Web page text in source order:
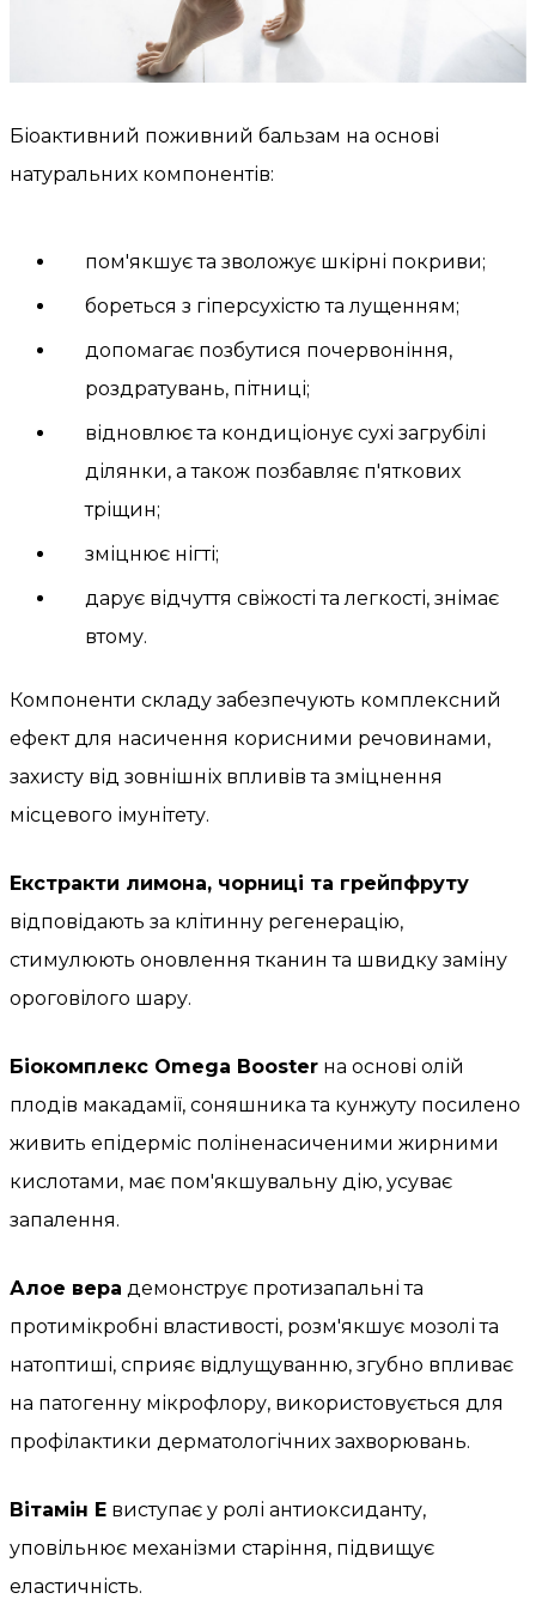
Біоактивний поживний бальзам на основі
натуральних компонентів:
пом'якшує та зволожує шкірні покриви;
бореться з гіперсухістю та лущенням;
допомагає позбутися почервоніння,
роздратувань, пітниці;
відновлює та кондиціонує сухі загрубілі
ділянки, а також позбавляє п'яткових
тріщин;
зміцнює нігті;
дарує відчуття свіжості та легкості, знімає
втому.
Компоненти складу забезпечують комплексний
ефект для насичення корисними речовинами,
захисту від зовнішніх впливів та зміцнення
місцевого імунітету.
Екстракти лимона, чорниці та грейпфруту
відповідають за клітинну регенерацію,
стимулюють оновлення тканин та швидку заміну
ороговілого шару.
Біокомплекс Omega Booster на основі олій
плодів макадамії, соняшника та кунжуту посилено
живить епідерміс поліненасиченими жирними
кислотами, має пом'якшувальну дію, усуває
запалення.
Алое вера демонструє протизапальні та
протимікробні властивості, розм'якшує мозолі та
натоптиші, сприяє відлущуванню, згубно впливає
на патогенну мікрофлору, використовується для
профілактики дерматологічних захворювань.
Вітамін Е виступає у ролі антиоксиданту,
уповільнює механізми старіння, підвищує
еластичність.